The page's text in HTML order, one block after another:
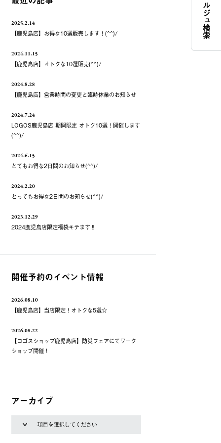
2025.2.14
【鹿児島店】お得な10選販売します！(^^)/
2024.11.15
【鹿児島店】オトクな10選販売(^^)/
2024.8.28
【鹿児島店】営業時間の変更と臨時休業のお知らせ
2024.7.24
LOGOS鹿児島店 期間限定 オトク10選！開催します
(^^)/
2024.6.15
とてもお得な2日間のお知らせ(^^)/
2024.2.20
とってもお得な2日間のお知らせ(^^)/
2023.12.29
2024鹿児島店限定福袋キテます‼️
開催予約のイベント情報
2026.08.10
【鹿児島店】当店限定！オトクな5選☆
2026.08.22
【ロゴスショップ鹿児島店】防災フェアにてワーク
ショップ開催！
アーカイブ